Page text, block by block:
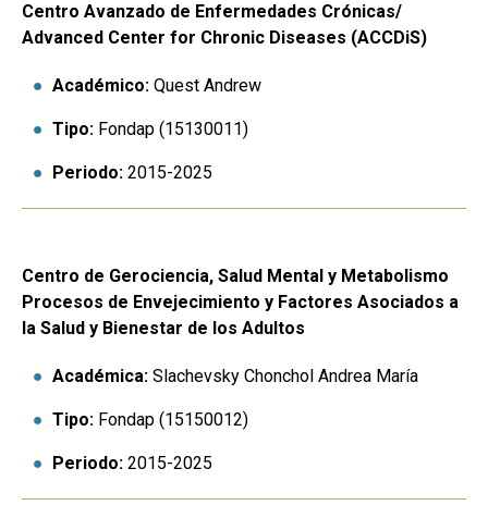
Centro Avanzado de Enfermedades Crónicas/
Advanced Center for Chronic Diseases (ACCDiS)
Académico: Quest Andrew
Tipo: Fondap (15130011)
Periodo: 2015-2025
Centro de Gerociencia, Salud Mental y Metabolismo
Procesos de Envejecimiento y Factores Asociados a
la Salud y Bienestar de los Adultos
Académica: Slachevsky Chonchol Andrea María
Tipo: Fondap (15150012)
Periodo: 2015-2025